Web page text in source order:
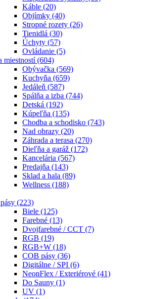
Káble (20)
Objímky (40)
Stropné rozety (26)
Tienidlá (30)
Úchyty (57)
Ovládanie (5)
miestností(604)
Obývačka (569)
Kuchyňa (659)
Jedáleň (587)
Spálňa a izba (744)
Detská (192)
Kúpeľňa (135)
Chodba a schodisko (743)
Nad obrazy (20)
Záhrada a terasa (270)
Dieľňa a garáž (172)
Kancelária (567)
Predajňa (143)
Sklad a hala (89)
Wellness (188)
(223)
Biele (125)
Farebné (13)
Dvojfarebné / CCT (7)
RGB (19)
RGB+W (18)
COB pásy (36)
Digitálne / SPI (6)
NeonFlex / Exteriérové (41)
Do Sauny (1)
UV (1)